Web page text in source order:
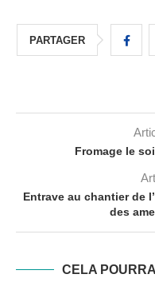
PARTAGER
Fromage le
Entrave au chantier de
des
CELA